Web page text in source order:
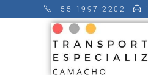
55 1997 2202